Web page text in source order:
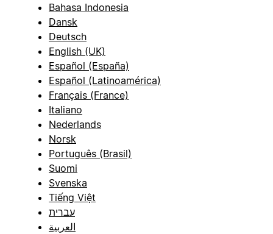
Bahasa Indonesia
Dansk
Deutsch
English (UK)
Español (España)
Español (Latinoamérica)
Français (France)
Italiano
Nederlands
Norsk
Português (Brasil)
Suomi
Svenska
Tiếng Việt
עברית
العربية